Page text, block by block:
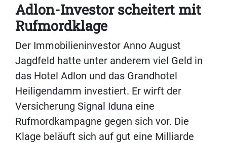
Adlon-Investor scheitert mit
Rufmordklage
Der Immobilieninvestor Anno August
Jagdfeld hatte unter anderem viel Geld in
das Hotel Adlon und das Grandhotel
Heiligendamm investiert. Er wirft der
Versicherung Signal Iduna eine
Rufmordkampagne gegen sich vor. Die
Klage beläuft sich auf gut eine Milliarde